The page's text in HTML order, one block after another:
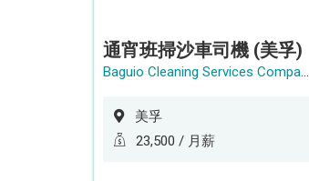
通宵班掃沙車司機 (美孚)
Baguio Cleaning Services Company Limited
美孚
23,500 / 月薪